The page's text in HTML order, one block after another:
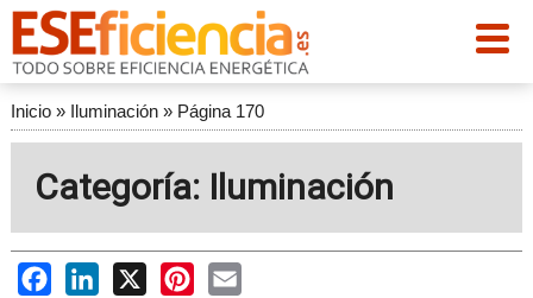
Inicio» Iluminación» Página 170
Categoría: Iluminación
FacebookLinkedIn
X PinterestEmail